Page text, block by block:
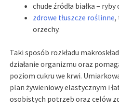
chude źródła białka – ryby
zdrowe tłuszcze roślinne,
orzechy.
Taki sposób rozkładu
działanie organizmu oraz
poziom cukru we krwi.
plan żywieniowy elastycznym i
osobistych potrzeb oraz celów